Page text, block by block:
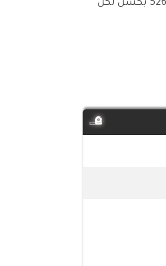
الهاتف يأتي بشاشة من نوع الشاشة AMOLED بقياس 6.67 بوصة وبدقة 1440 × 3200 بكسل بكثافة 526 بكسل لكل